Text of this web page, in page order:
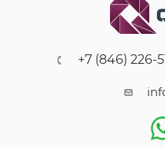
+7 (846) 226-